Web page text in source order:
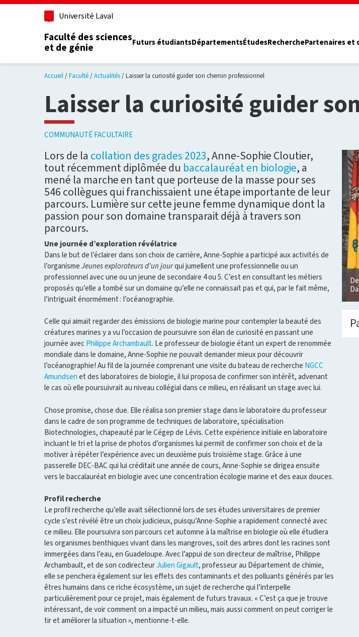
Aller au contenu principal
Université Laval
Faculté des sciences
et de génie
Futurs étudiantsDépartementsÉtudesRecherchePartenaires et
Accueil Faculté Actualités Laisser la curiosité guider son chemin professionnel
Laisser la curiosité guider
COMMUNAUTÉ FACULTAIRE
Lors de la collation des grades 2023, Anne-Sophie Cloutier,
tout récemment diplômée du baccalauréat en biologie, a
mené la marche en tant que porteuse de la masse pour ses
546 collègues qui franchissaient une étape importante de leur
parcours. Lumière sur cette jeune femme dynamique dont la
passion pour son domaine transparait déjà à travers son
parcours.
Une journée d’exploration révélatrice
Dans le but de l’éclairer dans son choix de carrière, Anne-Sophie a participé aux activités de
l’organisme Jeunes explorateurs d’un jourqui jumellent une professionnelle ou un
professionnel avec une ou un jeune de secondaire 4 ou 5. C’est en consultant les métiers
proposés qu’elle a tombé sur un domaine qu’elle ne connaissait pas et qui, par le fait même,
l’intriguait énormément : l’océanographie.
Celle qui aimait regarder des émissions de biologie marine pour contempler la beauté des
créatures marines y a vu l’occasion de poursuivre son élan de curiosité en passant une
journée avec Philippe Archambault. Le professeur de biologie étant un expert de renommée
mondiale dans le domaine, Anne-Sophie ne pouvait demander mieux pour découvrir
l’océanographie! Au fil de la journée comprenant une visite du bateau de recherche NGCC
Amundsen et des laboratoires de biologie, il lui proposa de confirmer son intérêt, advenant
le cas où elle poursuivrait au niveau collégial dans ce milieu, en réalisant un stage avec lui.
Chose promise, chose due. Elle réalisa son premier stage dans le laboratoire du professeur
dans le cadre de son programme de techniques de laboratoire, spécialisation
Biotechnologies, chapeauté par le Cégep de Lévis. Cette expérience initiale en laboratoire
incluant le tri et la prise de photos d’organismes lui permit de confirmer son choix et de la
motiver à répéter l’expérience avec un deuxième puis troisième stage. Grâce à une
passerelle DEC-BAC qui lui créditait une année de cours, Anne-Sophie se dirigea ensuite
vers le baccalauréat en biologie avec une concentration écologie marine et des eaux douces.
Profil recherche
Le profil recherche qu’elle avait sélectionné lors de ses études universitaires de premier
cycle s’est révélé être un choix judicieux, puisqu’Anne-Sophie a rapidement connecté avec
ce milieu. Elle poursuivra son parcours cet automne à la maîtrise en biologie où elle étudiera
les organismes benthiques vivant dans les mangroves, soit des arbres dont les racines sont
immergées dans l’eau, en Guadeloupe. Avec l’appui de son directeur de maîtrise, Philippe
Archambault, et de son codirecteurJulien Gigault, professeur au Département de chimie,
elle se penchera également sur les effets des contaminants et des polluants générés par les
êtres humains dans ce riche écosystème, un sujet de recherche qui l’interpelle
particulièrement pour ce projet, mais également de futurs travaux. « C’est ça que je trouve
intéressant, de voir comment on a impacté un milieu, mais aussi comment on peut corriger le
tir et améliorer la situation », mentionne-t-elle.